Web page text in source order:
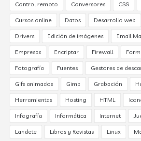
Control remoto Conversores CSS
Cursos online Datos Desarrollo web
Drivers Edición de imágenes Email
Empresas Encriptar Firewall
Fotografía Fuentes Gestores de
Gifs animados Gimp Grabación
Herramientas Hosting HTML
Infografía Informática Internet
Landete Libros y Revistas Linux